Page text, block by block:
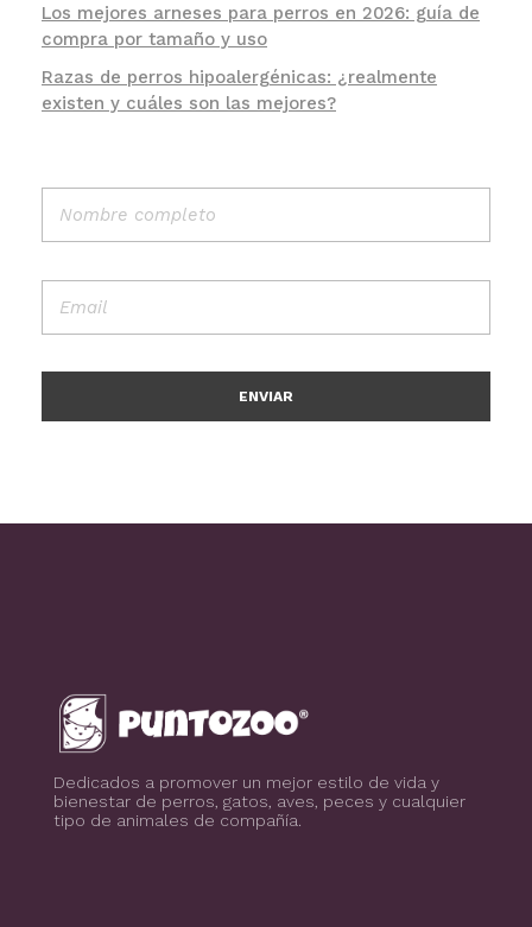
Los mejores arneses para perros en 2026: guía de
compra por tamaño y uso
Razas de perros hipoalergénicas: ¿realmente
existen y cuáles son las mejores?
PuntoZoo
Dedicados a promover un mejor estilo de vida y
bienestar de perros, gatos, aves, peces y cualquier
tipo de animales de compañía.